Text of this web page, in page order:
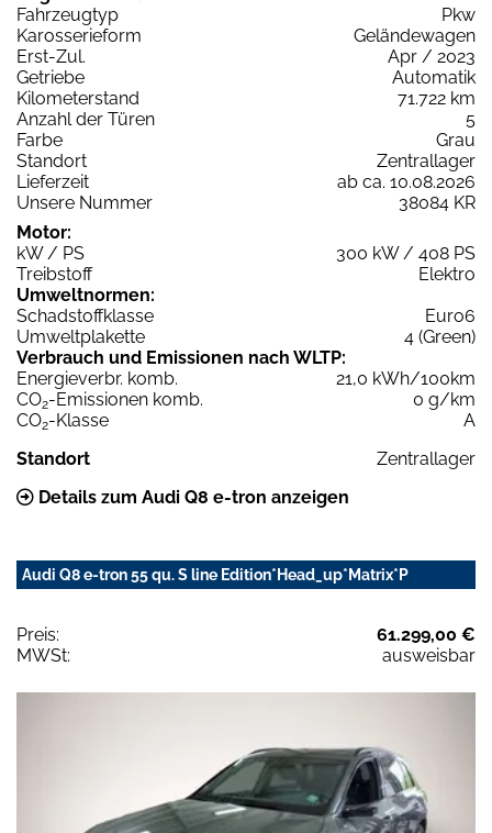
Fahrzeugtyp
Pkw
Karosserieform
Geländewagen
Erst-Zul.
Apr / 2023
Getriebe
Automatik
Kilometerstand
71.722 km
Anzahl der Türen
5
Farbe
Grau
Standort
Zentrallager
Lieferzeit
ab ca. 10.08.2026
Unsere Nummer
38084 KR
Motor:
kW / PS
300 kW / 408 PS
Treibstoff
Elektro
Umweltnormen:
Schadstoffklasse
Euro6
Umweltplakette
4 (Green)
Verbrauch und Emissionen nach WLTP:
Energieverbr. komb.
21,0 kWh/100km
CO2-Emissionen komb.
0 g/km
CO2-Klasse
A
Standort
Zentrallager
Details zum Audi Q8 e-tron anzeigen
Audi Q8 e-tron 55 qu. S line Edition*Head_up*Matrix*P
Preis:
61.299,00 €
MWSt:
ausweisbar